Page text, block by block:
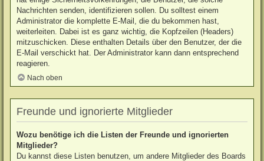
Nachrichten senden, identifizieren sollen. Du solltest einem
Administrator die komplette E-Mail, die du bekommen hast,
weiterleiten. Dabei ist es ganz wichtig, die Kopfzeilen (Headers)
mitzuschicken. Diese enthalten Details über den Benutzer, der die
E-Mail verschickt hat. Der Administrator kann dann entsprechend
reagieren.
Nach oben
Freunde und ignorierte Mitglieder
Wozu benötige ich die Listen der Freunde und ignorierten
Mitglieder?
Du kannst diese Listen benutzen, um andere Mitglieder des Boards